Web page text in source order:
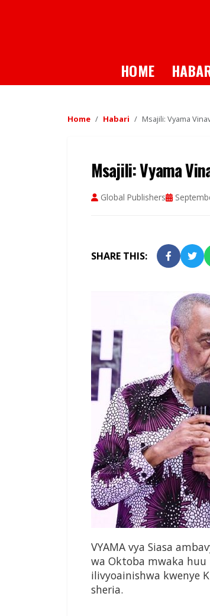
HOME
Home Habari Msajili: Vyama
Msajili: Vyama
Global Publishers
SHARE THIS:
VYAMA vya Siasa
wa Oktoba mwaka huu
ilivyoainishwa kwenye
sheria.